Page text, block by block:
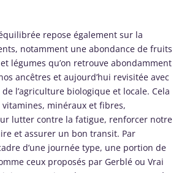
repose également sur la
notamment une abondance de fruits
légumes qu’on retrouve abondamment
ancêtres et aujourd’hui revisitée avec
l’agriculture biologique et locale. Cela
vitamines, minéraux et fibres,
lutter contre la fatigue, renforcer notre
et assurer un bon transit. Par
d’une journée type, une portion de
ceux proposés par Gerblé ou Vrai